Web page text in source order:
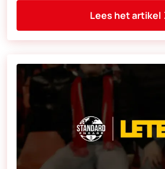
Lees het artikel